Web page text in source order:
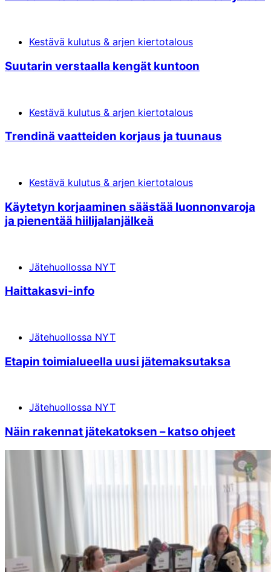
Kestävä kulutus & arjen kiertotalous
Suu­ta­rin vers­taal­la ken­gät kun­toon
Kestävä kulutus & arjen kiertotalous
Tren­dinä vaat­tei­den kor­jaus ja tuu­naus
Kestävä kulutus & arjen kiertotalous
Käy­te­tyn kor­jaa­mi­nen sääs­tää luon­non­va­ro­ja
ja pie­nen­tää hii­li­ja­lan­jäl­keä
Jätehuollossa NYT
Haittakasvi-info
Jätehuollossa NYT
Eta­pin toi­mi­alu­eel­la uu­si jä­te­mak­su­tak­sa
Jätehuollossa NYT
Näin ra­ken­nat jä­te­ka­tok­sen – kat­so oh­jeet